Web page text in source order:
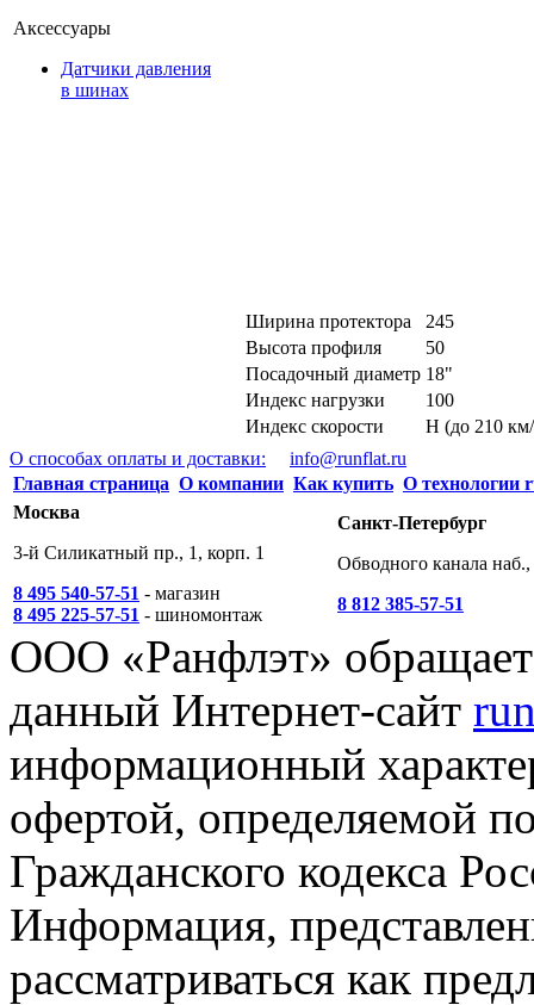
Аксессуары
Датчики давления
в шинах
Ширина протектора
245
Высота профиля
50
Посадочный диаметр 18"
Индекс нагрузки
100
Индекс скорости
H (до 210
О способах оплаты и доставки:
info@runflat.ru
Главная страница О компании Как купить О технологии
Москва
3-й Силикатный пр., 1, корп. 1
8 495 540-57-51 - магазин
8 495 225-57-51 - шиномонтаж
Санкт-Петербург
Обводного канала
8 812 385-57-51
ООО «Ранфлэт»
данный Интернет-сайт
информационный
офертой, определяемой
Гражданского кодекса
Информация,
рассматриваться как